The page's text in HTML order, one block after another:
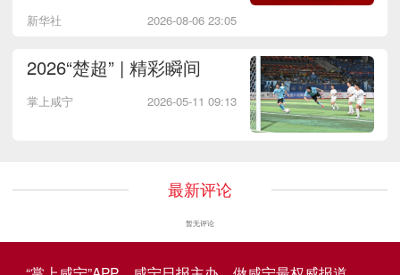
新华社 2026-08-06 23:05
2026“楚超” | 精彩瞬间
掌上咸宁 2026-05-11 09:13
最新评论
暂无评论